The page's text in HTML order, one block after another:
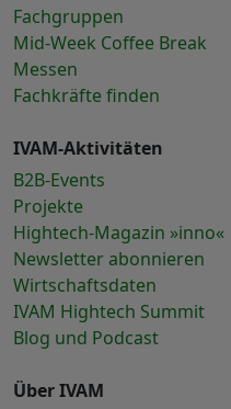
Fachgruppen
Mid-Week Coffee Break
Messen
Fachkräfte finden
IVAM-Aktivitäten
B2B-Events
Projekte
Hightech-Magazin »inno«
Newsletter abonnieren
Wirtschaftsdaten
IVAM Hightech Summit
Blog und Podcast
Über IVAM